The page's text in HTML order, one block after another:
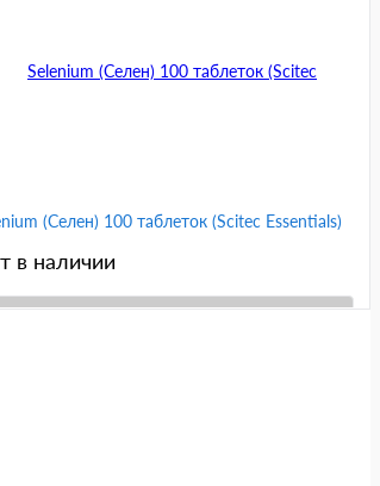
(Селен) 100 таблеток (Scitec Essentials)
в наличии